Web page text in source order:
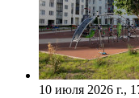
10 июля 2026 г.,